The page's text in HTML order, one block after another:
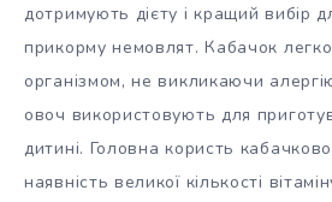
дотримують дієту і кращий вибір
прикорму немовлят. Кабачок
організмом, не викликаючи
овоч використовують для
дитині. Головна користь
наявність великої кількості